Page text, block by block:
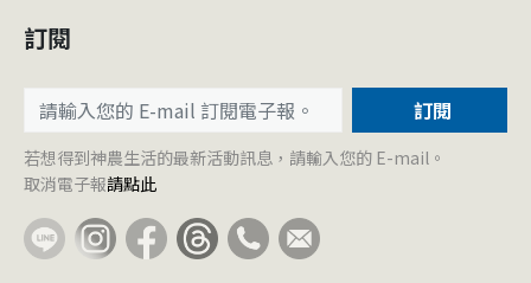
訂閱
訂閱
若想得到神農生活的最新活動訊息，請輸入您的 E-mail。
取消電子報請點此